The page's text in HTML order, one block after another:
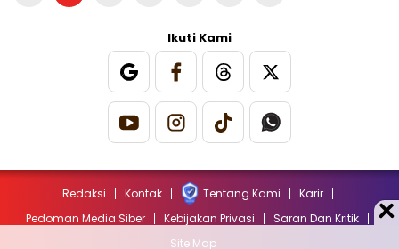
Ikuti Kami
Redaksi Kontak Tentang Kami
Karir
Pedoman Media Siber
Kebijakan Privasi
Saran Dan Kritik
Site Map